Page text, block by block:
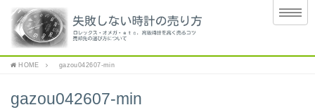
HOME gazou042607-min
gazou042607-min